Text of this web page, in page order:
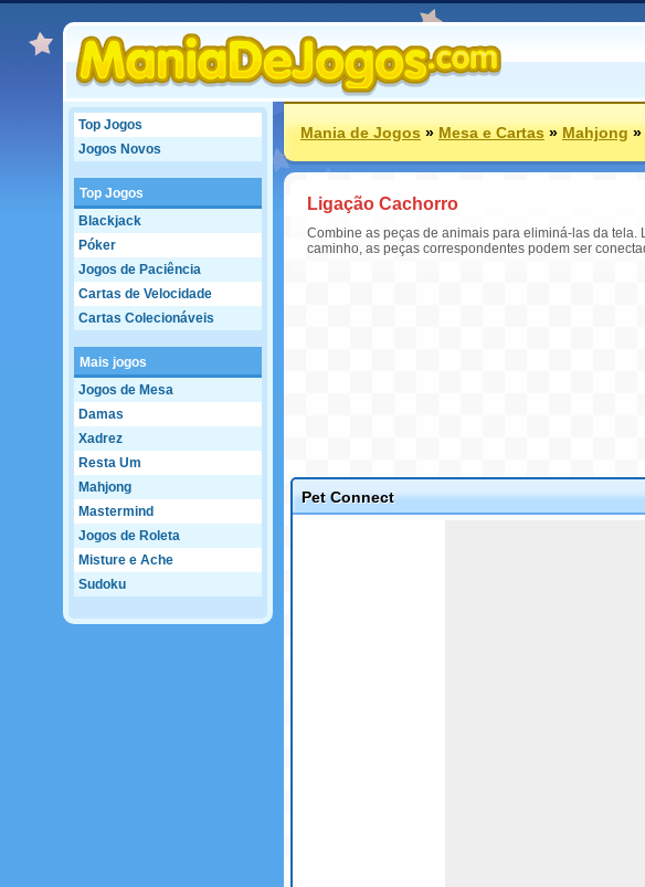
Top Jogos
Jogos Novos
Top Jogos
Blackjack
Póker
Jogos de Paciência
Cartas de Velocidade
Cartas Colecionáveis
Mais jogos
Jogos de Mesa
Damas
Xadrez
Resta Um
Mahjong
Mastermind
Jogos de Roleta
Misture e Ache
Sudoku
Mania de Jogos»Mesa e Cartas»Mahjong»
Ligação Cachorro
Combine as peças de animais para eliminá-las da
caminho, as peças correspondentes podem ser
Pet Connect